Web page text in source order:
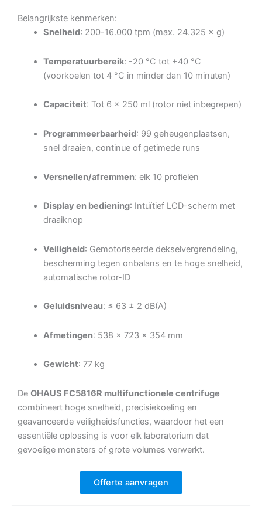
Belangrijkste kenmerken:
Snelheid: 200-16.000 tpm (max. 24.325 × g)
Temperatuurbereik: -20 °C tot +40 °C
(voorkoelen tot 4 °C in minder dan 10 minuten)
Capaciteit: Tot 6 × 250 ml (rotor niet inbegrepen)
Programmeerbaarheid: 99 geheugenplaatsen,
snel draaien, continue of getimede runs
Versnellen/afremmen: elk 10 profielen
Display en bediening: Intuïtief LCD-scherm met
draaiknop
Veiligheid: Gemotoriseerde dekselvergrendeling,
bescherming tegen onbalans en te hoge snelheid,
automatische rotor-ID
Geluidsniveau: ≤ 63 ± 2 dB(A)
Afmetingen: 538 × 723 × 354 mm
Gewicht: 77 kg
De OHAUS FC5816R multifunctionele centrifuge
combineert hoge snelheid, precisiekoeling en
geavanceerde veiligheidsfuncties, waardoor het een
essentiële oplossing is voor elk laboratorium dat
gevoelige monsters of grote volumes verwerkt.
Offerte aanvragen